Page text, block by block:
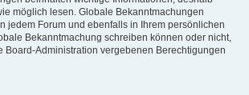
möglich lesen. Globale Bekanntmachungen
jedem Forum und ebenfalls in Ihrem persönlichen
Bekanntmachung schreiben können oder nicht,
Board-Administration vergebenen Berechtigungen